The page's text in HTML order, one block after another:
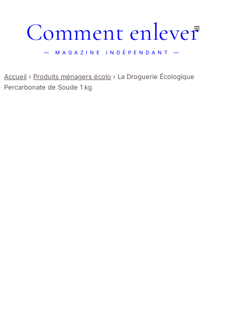
Comment enlever
— MAGAZINE INDÉPENDANT —
Accueil › Produits ménagers écolo › La Droguerie Écologique
Percarbonate de Soude 1 kg